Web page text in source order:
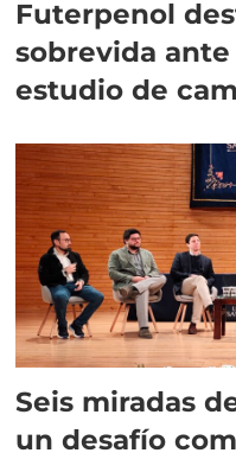
Futerpenol
sobrevida
estudio de
Seis miradas
un desafío